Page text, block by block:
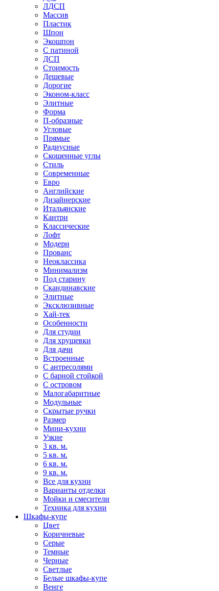
ЛДСП
Массив
Пластик
Шпон
Экошпон
С патиной
ДСП
Стоимость
Дешевые
Дорогие
Эконом-класс
Элитные
Форма
П-образные
Угловые
Прямые
Радиусные
Скошенные углы
Стиль
Современные
Евро
Английские
Дизайнерские
Итальянские
Кантри
Классические
Лофт
Модерн
Прованс
Неоклассика
Минимализм
Под старину
Скандинавские
Элитные
Эксклюзивные
Хай-тек
Особенности
Для студии
Для хрущевки
Для дачи
Встроенные
С антресолями
С барной стойкой
С островом
Малогабаритные
Модульные
Скрытые ручки
Размер
Мини-кухни
Узкие
3 кв. м.
5 кв. м.
6 кв. м.
9 кв. м.
Все для кухни
Варианты отделки
Мойки и смесители
Техника для кухни
Шкафы-купе
Цвет
Коричневые
Серые
Темные
Черные
Светлые
Белые шкафы-купе
Венге